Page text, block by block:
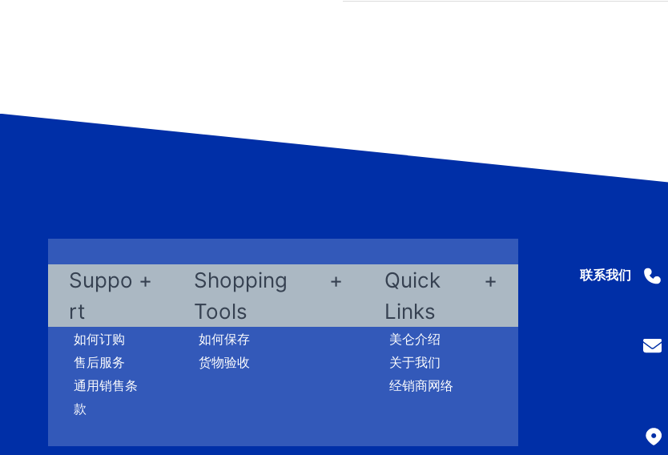
Suppo
rt
如何订购
售后服务
通用销售条
款
Shopping
Tools
如何保存
货物验收
Quick
Links
美仑介绍
关于我们
经销商网络